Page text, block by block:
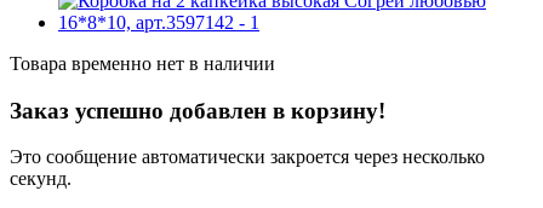
Товара временно нет в наличии
Заказ успешно добавлен в корзину!
Это сообщение автоматически закроется через несколько
секунд.